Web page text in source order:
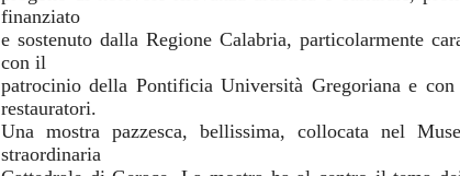
finanziato
e sostenuto dalla Regione Calabria, particolarmente
con il
patrocinio della Pontificia Università Gregoriana e
restauratori.
Una mostra pazzesca, bellissima, collocata nel
straordinaria